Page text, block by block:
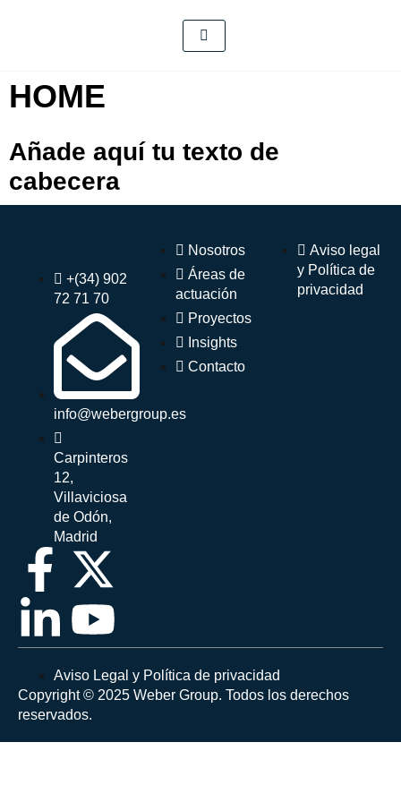
HOME
Añade aquí tu texto de
cabecera
+(34) 902
72 71 70
info@webergroup.es
Carpinteros
12,
Villaviciosa
de Odón,
Madrid
Nosotros
Áreas de
actuación
Proyectos
Insights
Contacto
Aviso legal
y Política de
privacidad
Copyright © 2025 Weber Group. Todos los derechos
reservados.
Aviso Legal y Política de privacidad